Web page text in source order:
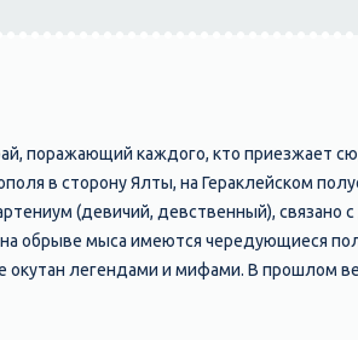
поражающий каждого, кто приезжает
в сторону Ялты, на Гераклейском
(девичий, девственный), связано
обрыве мыса имеются чередующиеся
легендами и мифами. В прошлом
монастырь, основанный еще в 891 году.